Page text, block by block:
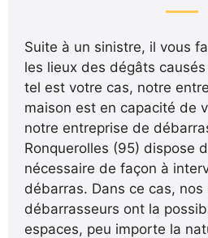
Suite à un sinistre, il vous
les lieux des dégâts
tel est votre cas, notre
maison est en capacité de
notre entreprise de
Ronquerolles (95) dispose
nécessaire de façon à
débarras. Dans ce cas,
débarrasseurs ont la
espaces, peu importe la